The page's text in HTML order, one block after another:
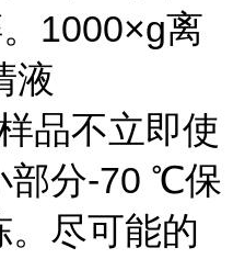
1000×g离
液
品不立即使
部分-70 ℃保
尽可能的